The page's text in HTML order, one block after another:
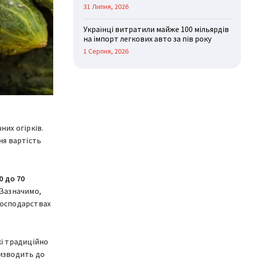
огірків.
вартість
до 70
Зазначимо,
традиційно
до
31 Липня, 2026
Українці витратили майже 100 мільярдів
на імпорт легкових авто за пів року
1 Серпня, 2026